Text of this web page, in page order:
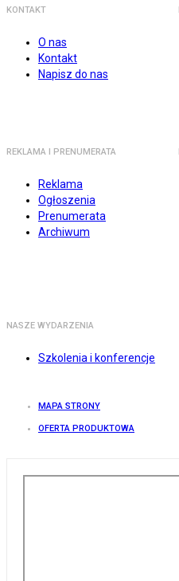
KONTAKT
O nas
Kontakt
Napisz do nas
REKLAMA I PRENUMERATA
Reklama
Ogłoszenia
Prenumerata
Archiwum
NASZE WYDARZENIA
Szkolenia i konferencje
MAPA STRONY
OFERTA PRODUKTOWA